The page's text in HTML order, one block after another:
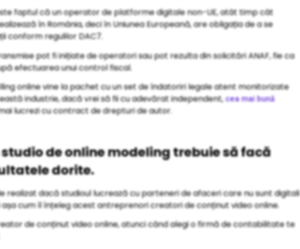
faptul că un operator de platforme digitale non-UE, atât timp cât
în România, deci în Uniunea Europeană, are obligația de a se
conform regulilor DAC7.
pot fi inițiate de operatori sau pot rezulta din solicitări ANAF, fie ca
efectuarea unui control fiscal.
online vine la pachet cu un set de îndatoriri legale atent monitorizate
industrie, dacă vrei să fii cu adevărat independent,cea mai bună
lucrezi cu contract de drepturi de autor.
de online modeling trebuie să facă
dorite.
realizat dacă studioul lucrează cu parteneri de afaceri care nu sunt digitali
cum îl înțeleg acest antreprenori creatori de conținut video online.
de conținut video online, atunci când alegi o firmă de contabilitate te